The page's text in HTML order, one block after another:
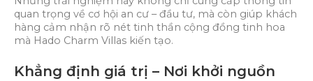
quan trọng về cơ hội an cư – đầu tư, mà còn giúp khách
hàng cảm nhận rõ nét tinh thần cộng đồng tinh hoa
mà Hado Charm Villas kiến tạo.
Khẳng định giá trị – Nơi khởi nguồn